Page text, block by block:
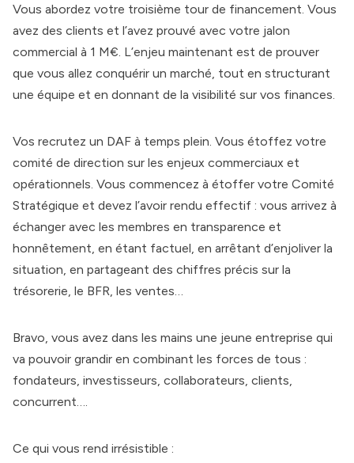
Vous abordez votre troisième tour de financement. Vous
avez des clients et l’avez prouvé avec votre jalon
commercial à 1 M€. L’enjeu maintenant est de prouver
que vous allez conquérir un marché, tout en structurant
une équipe et en donnant de la visibilité sur vos finances.
Vos recrutez un DAF à temps plein. Vous étoffez votre
comité de direction sur les enjeux commerciaux et
opérationnels. Vous commencez à étoffer votre Comité
Stratégique et devez l’avoir rendu effectif : vous arrivez à
échanger avec les membres en transparence et
honnêtement, en étant factuel, en arrêtant d’enjoliver la
situation, en partageant des chiffres précis sur la
trésorerie, le BFR, les ventes…
Bravo, vous avez dans les mains une jeune entreprise qui
va pouvoir grandir en combinant les forces de tous :
fondateurs, investisseurs, collaborateurs, clients,
concurrent….
Ce qui vous rend irrésistible :